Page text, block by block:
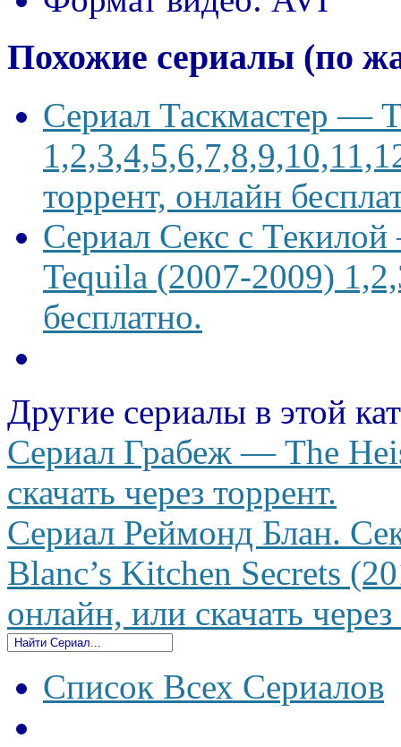
Похожие сериалы (по
Сериал Таскмастер —
торрент, онлайн
Сериал Секс с
Tequila (2007-2009)
бесплатно.
Другие сериалы в этой
Сериал Грабеж — The
скачать через торрент.
Сериал Реймонд Блан.
Blanc’s Kitchen Secrets
онлайн, или скачать
Список Всех Сериалов